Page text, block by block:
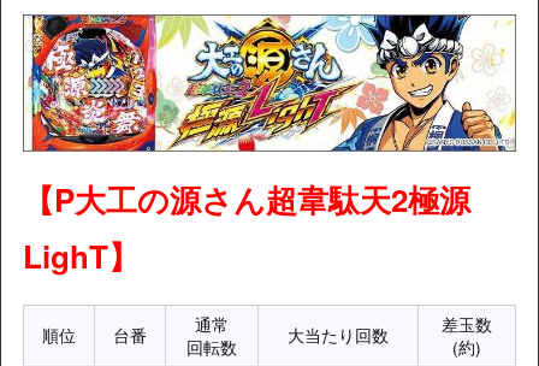
【P大工の源さん超韋駄天2極源
LighT】
順位 台番
通常
回転数
大当たり回数
差玉数
(約)